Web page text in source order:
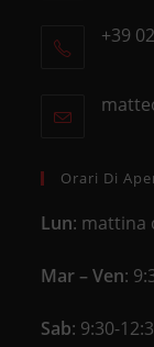
in
+39
your
Orari Di
Lun: mattina
Mar – Ven:
Sab: 9:30-